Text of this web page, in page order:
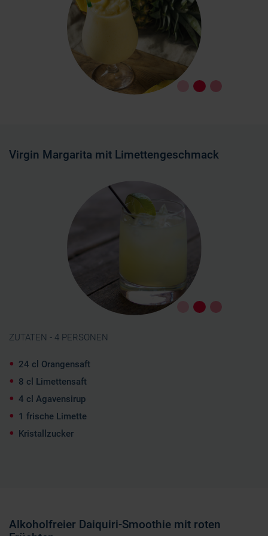
déclaration sur les cookies.
Les cookies nous permettent de personnaliser le contenu
et les annonces, d'offrir des fonctionnalités relatives aux
médias sociaux et d'analyser notre trafic. Nous
partageons également des informations sur l'utilisation de
notre site avec nos partenaires de médias sociaux, de
Virgin Margarita mit Limettengeschmack
ZUTATEN - 4 PERSONEN
24 cl Orangensaft
8 cl Limettensaft
4 cl Agavensirup
1 frische Limette
Kristallzucker
Alkoholfreier Daiquiri-Smoothie mit roten